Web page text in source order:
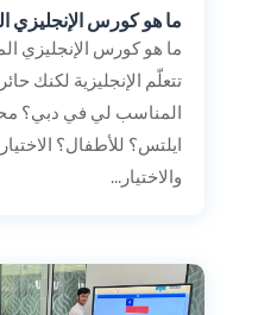
ما هو كورس
ما هو كورس الإنجليزي
تتعلّم الإنجليزية لكنك
المناسب لي في دبي؟
ايلتس؟ للأطفال؟
والاختيار...